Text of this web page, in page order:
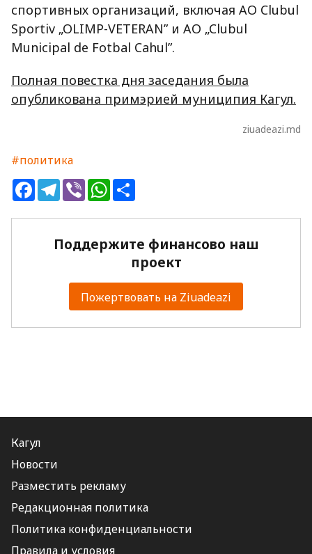
спортивных организаций, включая AO Clubul
Sportiv „OLIMP-VETERAN” и AO „Clubul
Municipal de Fotbal Cahul”.
Полная повестка дня заседания была
опубликована примэрией муниципия Кагул.
ziuadeazi.md
#политика
FacebookTelegram
ViberWhatsApp
Поддержите финансово наш
проект
Пожертвовать на Ziuadeazi
Кагул
Новости
Разместить рекламу
Редакционная политика
Политика конфиденциальности
Правила и условия